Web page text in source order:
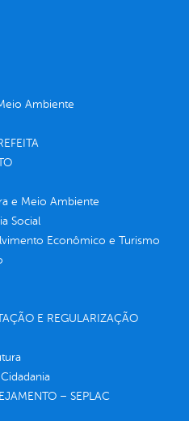
Ambiente
e Meio Ambiente
Social
Econômico e Turismo
E REGULARIZAÇÃO
– SEPLAC